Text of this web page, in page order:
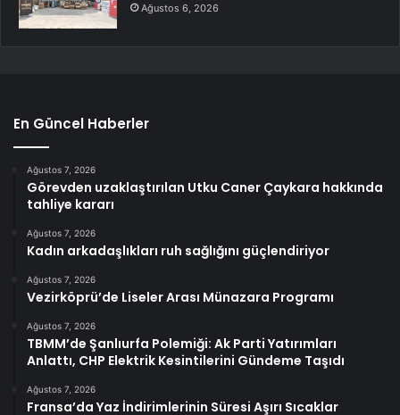
Ağustos 6, 2026
En Güncel Haberler
Ağustos 7, 2026
Görevden uzaklaştırılan Utku Caner Çaykara hakkında
tahliye kararı
Ağustos 7, 2026
Kadın arkadaşlıkları ruh sağlığını güçlendiriyor
Ağustos 7, 2026
Vezirköprü’de Liseler Arası Münazara Programı
Ağustos 7, 2026
TBMM’de Şanlıurfa Polemiği: Ak Parti Yatırımları
Anlattı, CHP Elektrik Kesintilerini Gündeme Taşıdı
Ağustos 7, 2026
Fransa’da Yaz İndirimlerinin Süresi Aşırı Sıcaklar